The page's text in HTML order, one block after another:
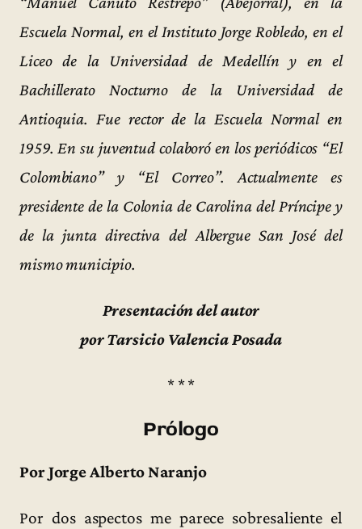
Escuela Normal, en el Instituto Jorge Robledo, en el
Liceo de la Universidad de Medellín y en el
Bachillerato Nocturno de la Universidad de
Antioquia. Fue rector de la Escuela Normal en
1959. En su juventud colaboró en los periódicos “El
Colombiano” y “El Correo”. Actualmente es
presidente de la Colonia de Carolina del Príncipe y
de la junta directiva del Albergue San José del
mismo municipio.
Presentación del autor
por Tarsicio Valencia Posada
* * *
Prólogo
Por Jorge Alberto Naranjo
Por dos aspectos me parece sobresaliente el